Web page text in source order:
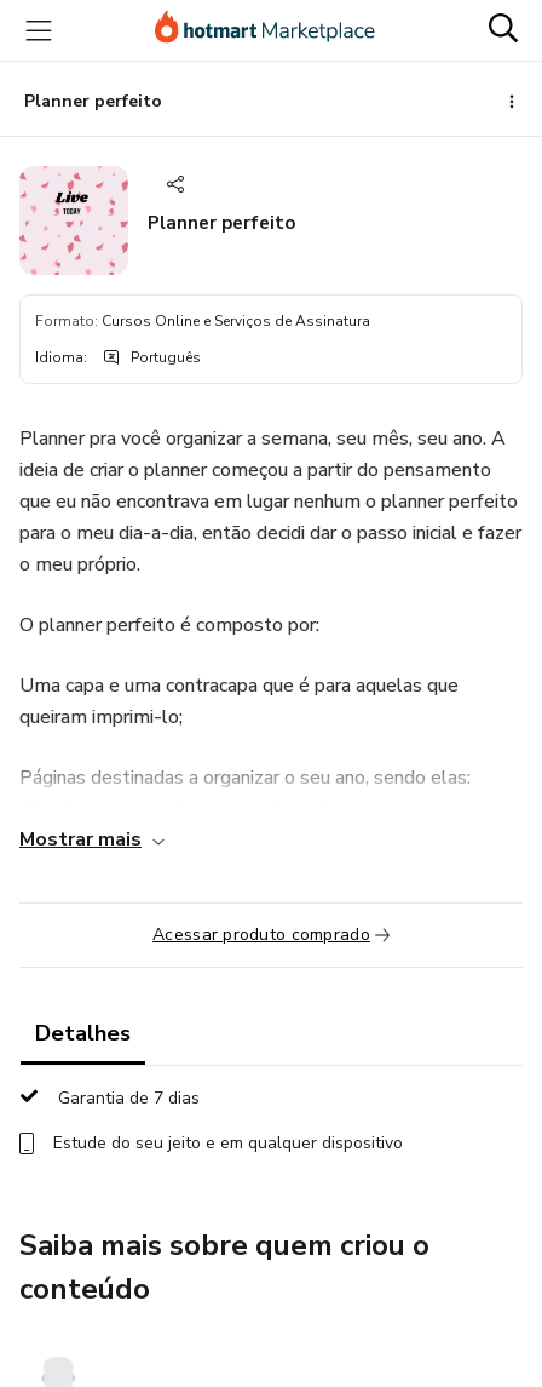
para
conteúdo
principal
para
pagamento
para
rodapé
Planner perfeito
Planner perfeito
Formato: Cursos Online e Serviços de Assinatura
Idioma: Português
Planner pra você organizar a semana, seu mês, seu ano. A
ideia de criar o planner começou a partir do pensamento
que eu não encontrava em lugar nenhum o planner perfeito
para o meu dia-a-dia, então decidi dar o passo inicial e fazer
o meu próprio.
O planner perfeito é composto por:
Uma capa e uma contracapa que é para aquelas que
queiram imprimi-lo;
Páginas destinadas a organizar o seu ano, sendo elas:
para o ano. Tudo pensado milimetricamente;
Um calendário menstrual porque afinal, somos garotas
organizadas também precisam ir ao médico;
Um controle financeiro mensal.
E então os meses e dias sequenciais.
fazer, qualquer dúvida mandem mensagem no meu e-mail
(julianacsousa156@gmail.com) ou na minha página no
Instagram (juh.csousa).
Mostrar mais
Acessar produto comprado
Detalhes
Garantia de 7 dias
Estude do seu jeito e em qualquer dispositivo
Saiba mais sobre quem criou o
conteúdo